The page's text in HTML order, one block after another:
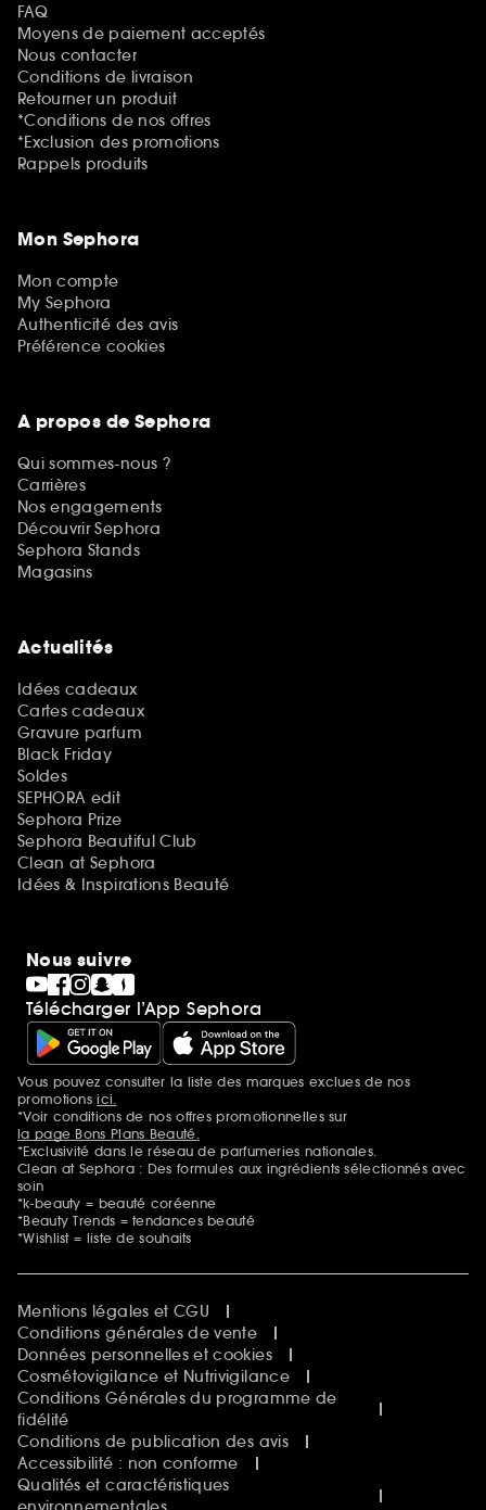
FAQ
Moyens de paiement acceptés
Nous contacter
Conditions de livraison
Retourner un produit
*Conditions de nos offres
*Exclusion des promotions
Rappels produits
Mon Sephora
Mon compte
My Sephora
Authenticité des avis
Préférence cookies
A propos de Sephora
Qui sommes-nous ?
Carrières
Nos engagements
Découvrir Sephora
Sephora Stands
Magasins
Actualités
Idées cadeaux
Cartes cadeaux
Gravure parfum
Black Friday
Soldes
SEPHORA edit
Sephora Prize
Sephora Beautiful Club
Clean at Sephora
Idées & Inspirations Beauté
Nous suivre
Télécharger l’App Sephora
Mentions additionnelles
Vous pouvez consulter la liste des marques exclues de nos
promotionsici.
*Voir conditions de nos offres promotionnelles sur
la page Bons Plans Beauté.
*Exclusivité dans le réseau de parfumeries nationales.
Clean at Sephora : Des formules aux ingrédients sélectionnés avec
soin
*k-beauty = beauté coréenne
*Beauty Trends = tendances beauté
*Wishlist = liste de souhaits
Mentions légales et CGU
Conditions générales de vente
Données personnelles et cookies
Cosmétovigilance et Nutrivigilance
Conditions Générales du programme de
fidélité
Conditions de publication des avis
Accessibilité : non conforme
Qualités et caractéristiques